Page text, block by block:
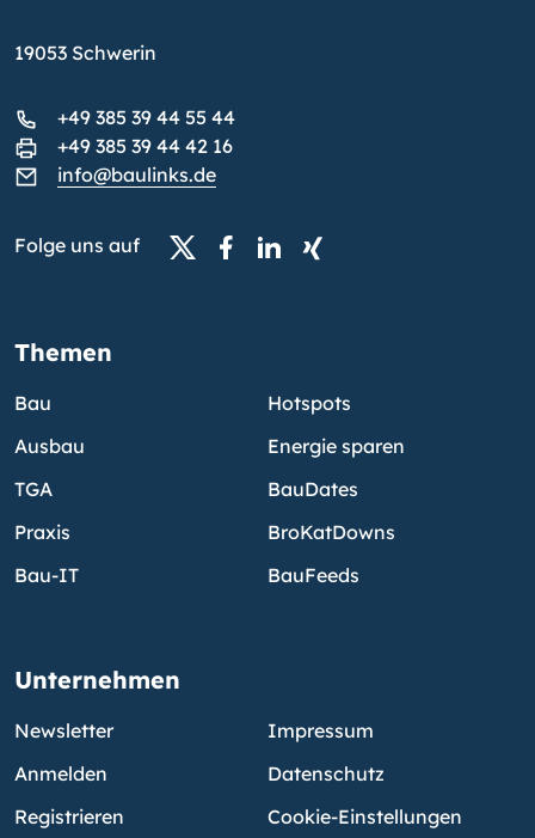
19053 Schwerin
+49 385 39 44 55 44
+49 385 39 44 42 16
info@baulinks.de
Folge uns auf
Themen
Bau
Ausbau
TGA
Praxis
Bau-IT
Hotspots
Energie sparen
BauDates
BroKatDowns
BauFeeds
Unternehmen
Newsletter
Anmelden
Registrieren
Impressum
Datenschutz
Cookie-Einstellungen